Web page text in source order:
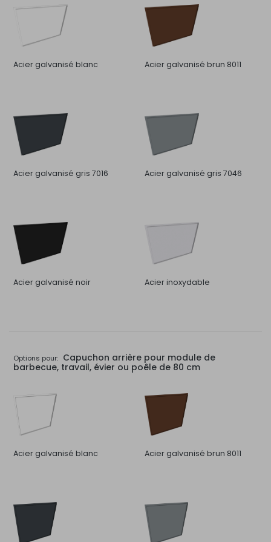
Acier galvanisé blanc Acier galvanisé brun 8011
Acier galvanisé gris 7016 Acier galvanisé gris 7046
Acier galvanisé noir Acier inoxydable
Options pour: Capuchon arrière pour module de
barbecue, travail, évier ou poêle de 80 cm
Acier galvanisé blanc Acier galvanisé brun 8011